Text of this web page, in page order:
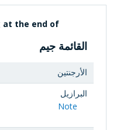
at the end of
القائمة جيم
الأرجنتين
البرازيل
Note